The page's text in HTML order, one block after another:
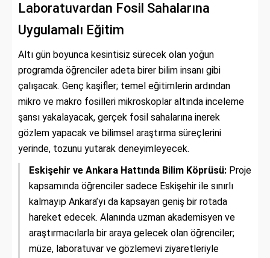
Laboratuvardan Fosil Sahalarına
Uygulamalı Eğitim
Altı gün boyunca kesintisiz sürecek olan yoğun
programda öğrenciler adeta birer bilim insanı gibi
çalışacak. Genç kaşifler; temel eğitimlerin ardından
mikro ve makro fosilleri mikroskoplar altında inceleme
şansı yakalayacak, gerçek fosil sahalarına inerek
gözlem yapacak ve bilimsel araştırma süreçlerini
yerinde, tozunu yutarak deneyimleyecek.
Eskişehir ve Ankara Hattında Bilim Köprüsü: Proje
kapsamında öğrenciler sadece Eskişehir ile sınırlı
kalmayıp Ankara’yı da kapsayan geniş bir rotada
hareket edecek. Alanında uzman akademisyen ve
araştırmacılarla bir araya gelecek olan öğrenciler;
müze, laboratuvar ve gözlemevi ziyaretleriyle